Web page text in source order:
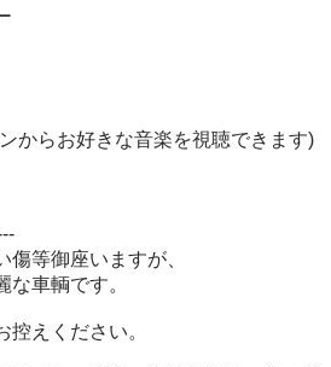
からお好きな音楽を視聴できます)
等御座いますが、
車輌です。
えください。